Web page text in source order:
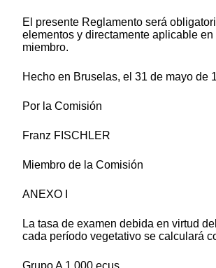
El presente Reglamento será
elementos y directamente aplicable
miembro.
Hecho en Bruselas, el 31 de mayo de
Por la Comisión
Franz FISCHLER
Miembro de la Comisión
ANEXO I
La tasa de examen debida en virtud
cada período vegetativo se calculará